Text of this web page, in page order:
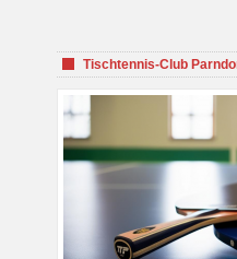
Tischtennis-Club